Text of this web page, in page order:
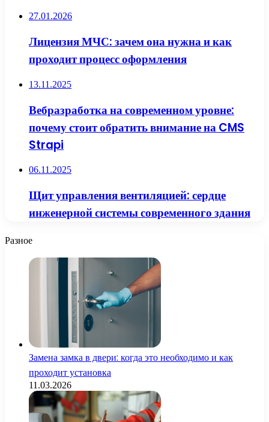
27.01.2026
Лицензия МЧС: зачем она нужна и как
проходит процесс оформления
13.11.2025
Вебразработка на современном уровне:
почему стоит обратить внимание на CMS
Strapi
06.11.2025
Щит управления вентиляцией: сердце
инженерной системы современного здания
Разное
Замена замка в двери: когда это необходимо и как
проходит установка
11.03.2026